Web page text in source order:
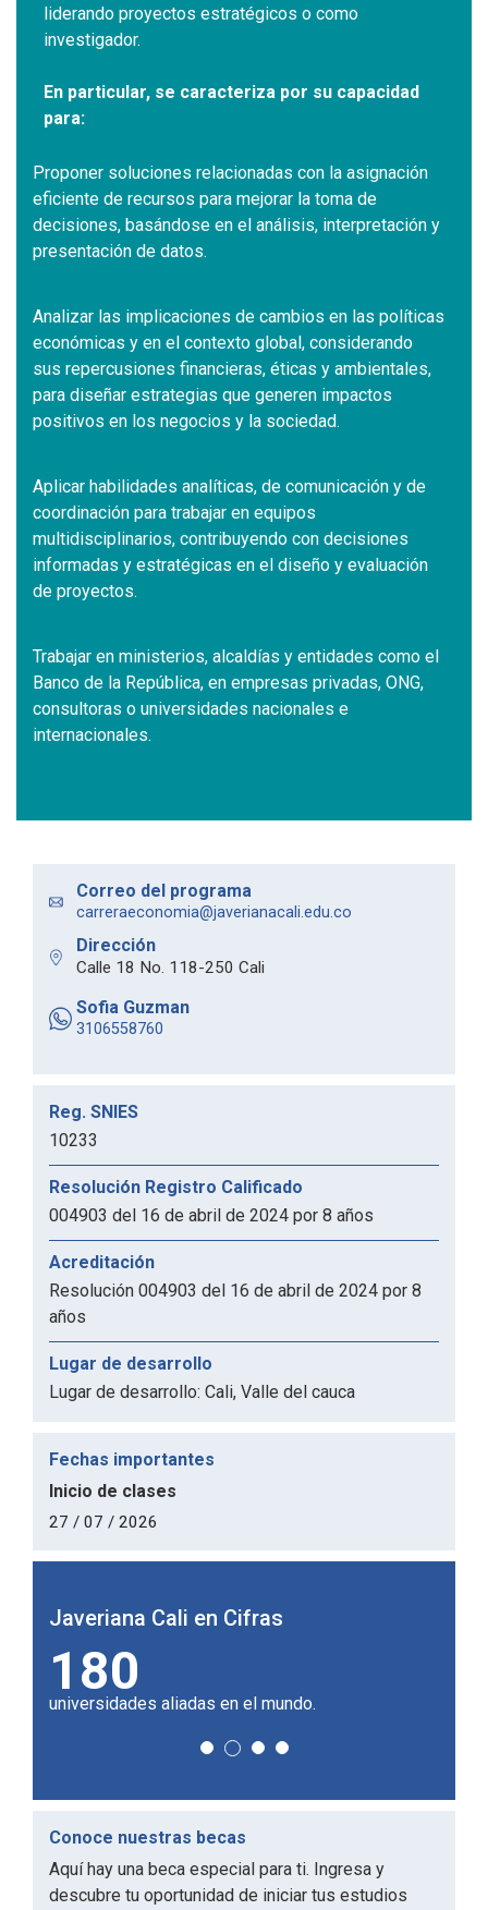
liderando proyectos estratégicos o como
investigador.
En particular, se caracteriza por su capacidad
para:
Proponer soluciones relacionadas con la asignación
eficiente de recursos para mejorar la toma de
decisiones, basándose en el análisis, interpretación y
presentación de datos.
Analizar las implicaciones de cambios en las políticas
económicas y en el contexto global, considerando
sus repercusiones financieras, éticas y ambientales,
para diseñar estrategias que generen impactos
positivos en los negocios y la sociedad.
Aplicar habilidades analíticas, de comunicación y de
coordinación para trabajar en equipos
multidisciplinarios, contribuyendo con decisiones
informadas y estratégicas en el diseño y evaluación
de proyectos.
Trabajar en ministerios, alcaldías y entidades como el
Banco de la República, en empresas privadas, ONG,
consultoras o universidades nacionales e
internacionales.
Correo del programa
carreraeconomia@javerianacali.edu.co
Dirección
Calle 18 No. 118-250 Cali
Sofia Guzman
3106558760
Reg. SNIES
10233
Resolución Registro Calificado
004903 del 16 de abril de 2024 por 8 años
Acreditación
Resolución 004903 del 16 de abril de 2024 por 8
años
Lugar de desarrollo
Lugar de desarrollo: Cali, Valle del cauca
Fechas importantes
Inicio de clases
27 / 07 / 2026
Javeriana Cali en Cifras
24,4 m2
de campus por estudiante.
Conoce nuestras becas
Aquí hay una beca especial para ti. Ingresa y
descubre tu oportunidad de iniciar tus estudios